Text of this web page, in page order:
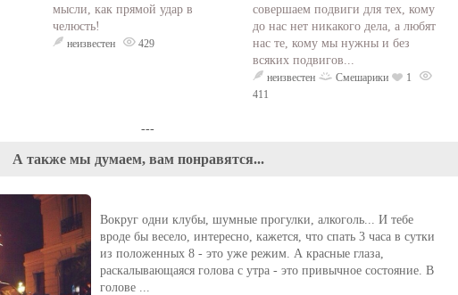
мысли, как прямой удар в
челюсть!
неизвестен 429
совершаем подвиги для тех, кому
до нас нет никакого дела, а любят
нас те, кому мы нужны и без
всяких подвигов...
неизвестен Смешарики
1
411
---
А также мы думаем, вам понравятся...
Вокруг одни клубы, шумные прогулки, алкоголь... И тебе
вроде бы весело, интересно, кажется, что спать 3 часа в сутки
из положенных 8 - это уже режим. А красные глаза,
раскалывающаяся голова с утра - это привычное состояние. В
голове ...